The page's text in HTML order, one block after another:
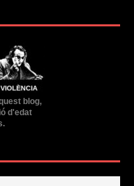
blog,
d'edat